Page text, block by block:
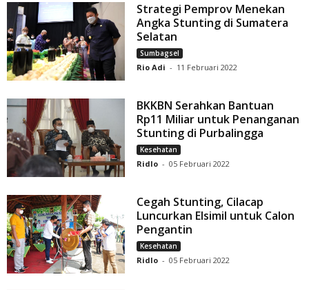
Strategi Pemprov Menekan
Angka Stunting di Sumatera
Selatan
Sumbagsel
Rio Adi - 11 Februari 2022
BKKBN Serahkan Bantuan
Rp11 Miliar untuk Penanganan
Stunting di Purbalingga
Kesehatan
Ridlo - 05 Februari 2022
Cegah Stunting, Cilacap
Luncurkan Elsimil untuk Calon
Pengantin
Kesehatan
Ridlo - 05 Februari 2022